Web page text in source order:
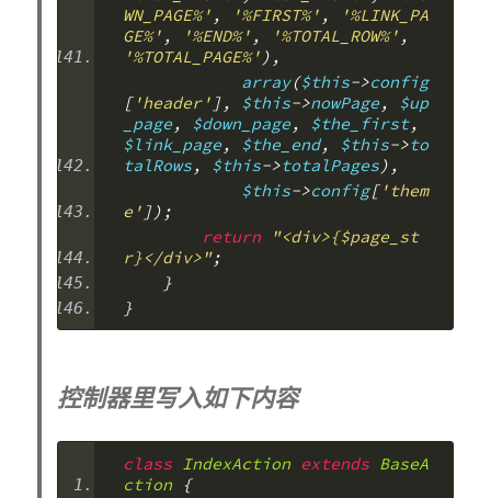
WN_PAGE%' , '%FIRST%' ,
'%LINK_PA
GE%' , '%END%' , '%TOTAL_ROW%' ,
'%TOTAL_PAGE%' ),
            array
($this->config
['header' ], $this->nowPage,
$up
_page, $down_page, $the_first,
$link_page, $the_end, $this->to
talRows, $this->totalPages ),
            $this
->config['them
e' ]);
return
"<div>{$page_st
r}</div>";
}
}
控制器里写入如下内容
class IndexAction extends BaseA
ction
{